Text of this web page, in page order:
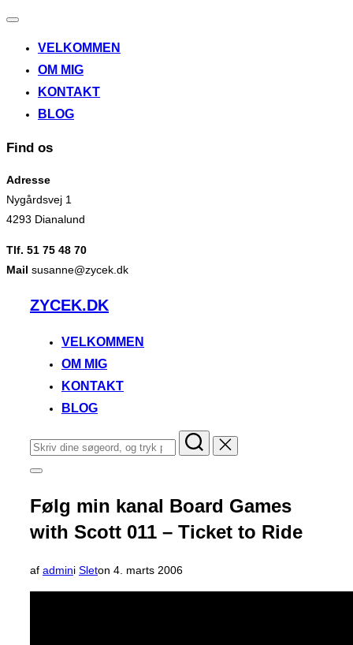
Slå
til/fra
VELKOMMEN
OM MIG
KONTAKT
BLOG
Find os
Adresse
Nygårdsvej 1
4293 Dianalund
Tlf. 51 75 48 70
Mail susanne@zycek.dk
VidereZYCEK.DK
VELKOMMEN
OM MIG
KONTAKT
BLOG
Søg
efter:
Slå
i
sidekolonne
til/fra
Følg min kanal Board Games
with Scott 011 – Ticket to Ride
af admini Sleton Udgivet
d.
4. marts 2006